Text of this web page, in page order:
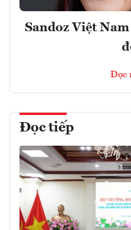
Sandoz Việt
Đọc
Đọc tiếp